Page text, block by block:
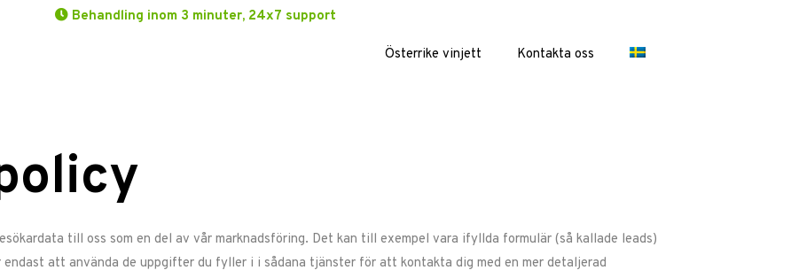
Behandling inom 3 minuter, 24x7 support
Österrike vinjett Kontakta oss
till oss som en del av vår marknadsföring. Det kan till exempel vara ifyllda formulär (så kallade leads)
endast att använda de uppgifter du fyller i i sådana tjänster för att kontakta dig med en mer detaljerad